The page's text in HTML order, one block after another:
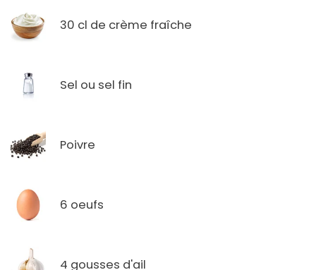
30 cl de crème fraîche
Sel ou sel fin
Poivre
6 oeufs
4 gousses d'ail